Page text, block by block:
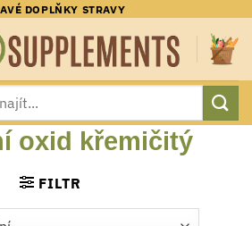
DOPLŇKY STRAVY
oxid křemičitý
FILTR